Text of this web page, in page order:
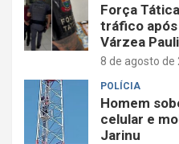
Força
tráfico
Várzea
8 de agosto de
POLÍCIA
Homem
celular e
Jarinu